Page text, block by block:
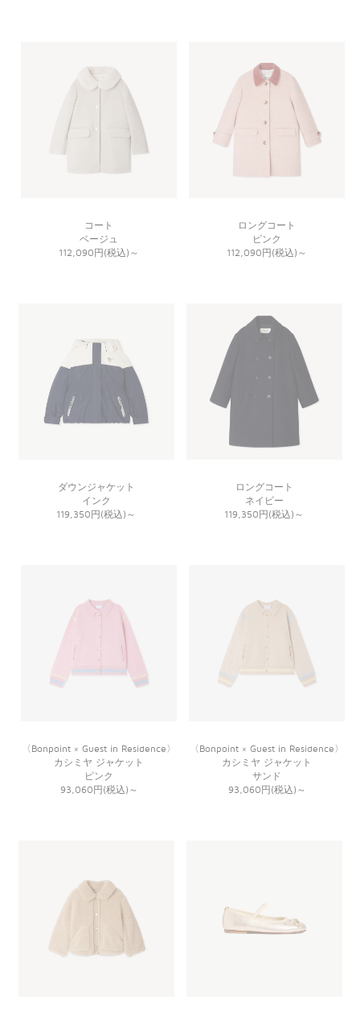
コート
ベージュ
112,090円(税込) ～
ロングコート
ピンク
112,090円(税込) ～
ダウンジャケット
インク
119,350円(税込) ～
ロングコート
ネイビー
119,350円(税込) ～
〈Bonpoint × Guest in Residence〉
カシミヤ ジャケット
ピンク
93,060円(税込) ～
〈Bonpoint × Guest in Residence〉
カシミヤ ジャケット
サンド
93,060円(税込) ～